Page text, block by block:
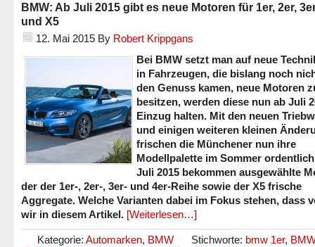
BMW: Ab Juli 2015 gibt es neue Motoren für 1er, 2er,
und X5
12. Mai 2015 By Robert Krippgans
Bei BMW setzt man auf neue
in Fahrzeugen, die bislang noch
den Genuss kamen, neue Motoren
besitzen, werden diese nun ab Juli
Einzug halten. Mit den neuen
und einigen weiteren kleinen
frischen die Münchener nun ihre
Modellpalette im Sommer
Juli 2015 bekommen ausgewählte
der der 1er-, 2er-, 3er- und 4er-Reihe sowie der X5 frische
Aggregate. Welche Varianten dabei im Fokus stehen, dass
wir in diesem Artikel. [Weiterlesen…]
Kategorie: Automarken, BMW Stichworte: bmw 1er,